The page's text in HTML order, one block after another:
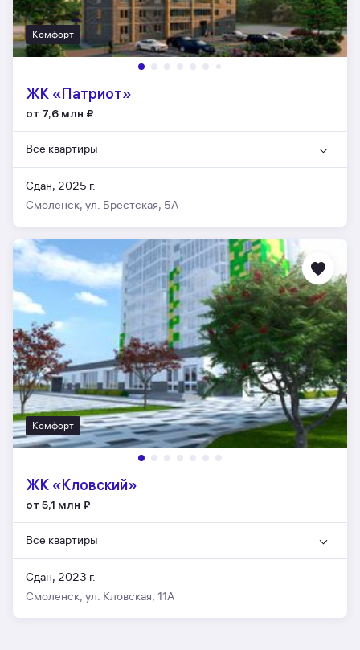
Комфорт
ЖК «Патриот»
от 7,6 млн ₽
Все квартиры
Сдан, 2025 г.
Смоленск, ул. Брестская, 5А
Комфорт
ЖК «Кловский»
от 5,1 млн ₽
Все квартиры
Сдан, 2023 г.
Смоленск, ул. Кловская, 11А